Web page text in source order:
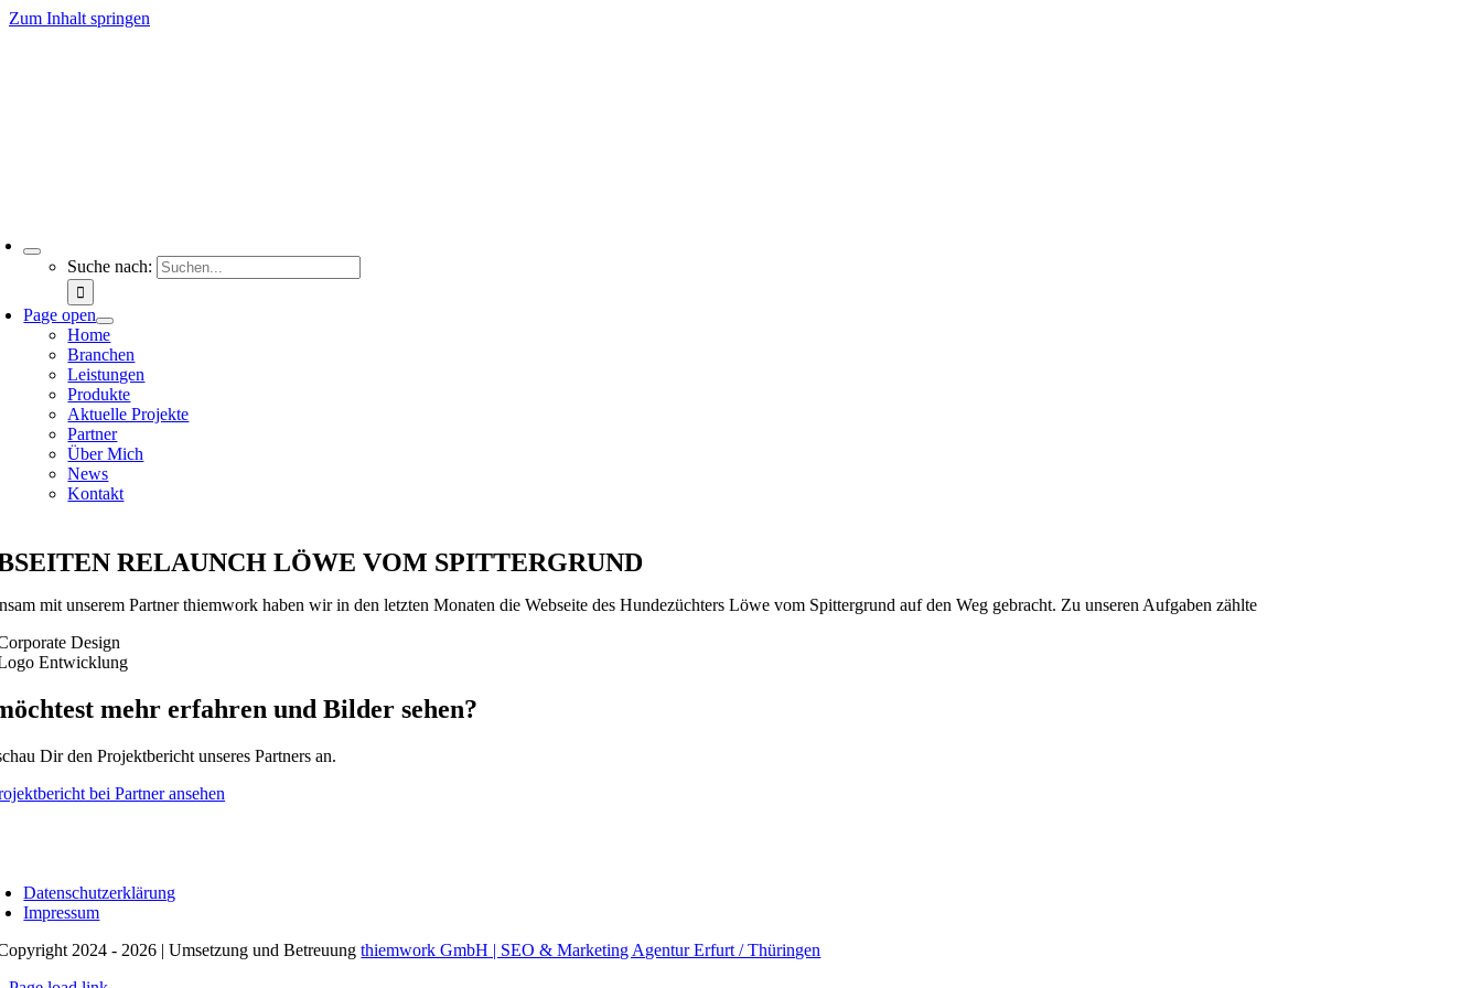
Zum Inhalt springen
Suche nach:
Page open
Home
Branchen
Leistungen
Produkte
Aktuelle Projekte
Partner
Über Mich
News
Kontakt
RELAUNCH LÖWE VOM SPITTERGRUND
mit unserem Partner thiemwork haben wir in den letzten Monaten die Webseite des Hundezüchters Löwe vom Spittergrund auf den Weg gebracht. Zu unseren Aufgaben zählte
Design
Entwicklung
mehr erfahren und Bilder sehen?
Dir den Projektbericht unseres Partners an.
bei Partner ansehen
Datenschutzerklärung
Impressum
2024 - 2026 | Umsetzung und Betreuungthiemwork GmbH | SEO & Marketing Agentur Erfurt / Thüringen